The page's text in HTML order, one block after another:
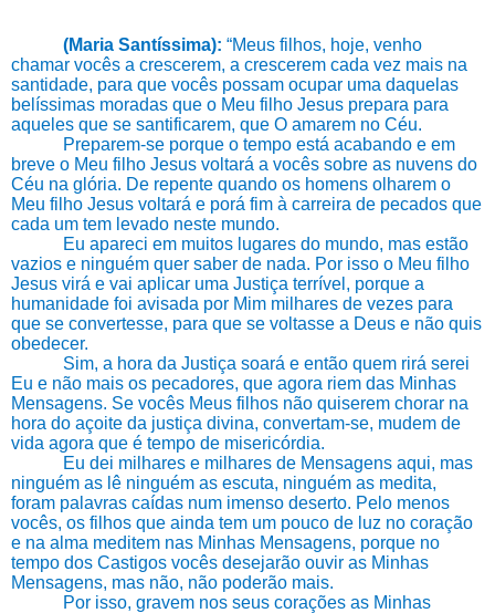
(Maria Santíssima):“Meus filhos, hoje, venho
chamar vocês a crescerem, a crescerem cada vez mais na
santidade, para que vocês possam ocupar uma daquelas
belíssimas moradas que o Meu filho Jesus prepara para
aqueles que se santificarem, que O amarem no Céu.
Preparem-se porque o tempo está acabando e em
breve o Meu filho Jesus voltará a vocês sobre as nuvens do
Céu na glória. De repente quando os homens olharem o
Meu filho Jesus voltará e porá fim à carreira de pecados que
cada um tem levado neste mundo.
Eu apareci em muitos lugares do mundo, mas estão
vazios e ninguém quer saber de nada. Por isso o Meu filho
Jesus virá e vai aplicar uma Justiça terrível, porque a
humanidade foi avisada por Mim milhares de vezes para
que se convertesse, para que se voltasse a Deus e não quis
obedecer.
Sim, a hora da Justiça soará e então quem rirá serei
Eu e não mais os pecadores, que agora riem das Minhas
Mensagens. Se vocês Meus filhos não quiserem chorar na
hora do açoite da justiça divina, convertam-se, mudem de
vida agora que é tempo de misericórdia.
Eu dei milhares e milhares de Mensagens aqui, mas
ninguém as lê ninguém as escuta, ninguém as medita,
foram palavras caídas num imenso deserto. Pelo menos
vocês, os filhos que ainda tem um pouco de luz no coração
e na alma meditem nas Minhas Mensagens, porque no
tempo dos Castigos vocês desejarão ouvir as Minhas
Mensagens, mas não, não poderão mais.
Por isso, gravem nos seus corações as Minhas